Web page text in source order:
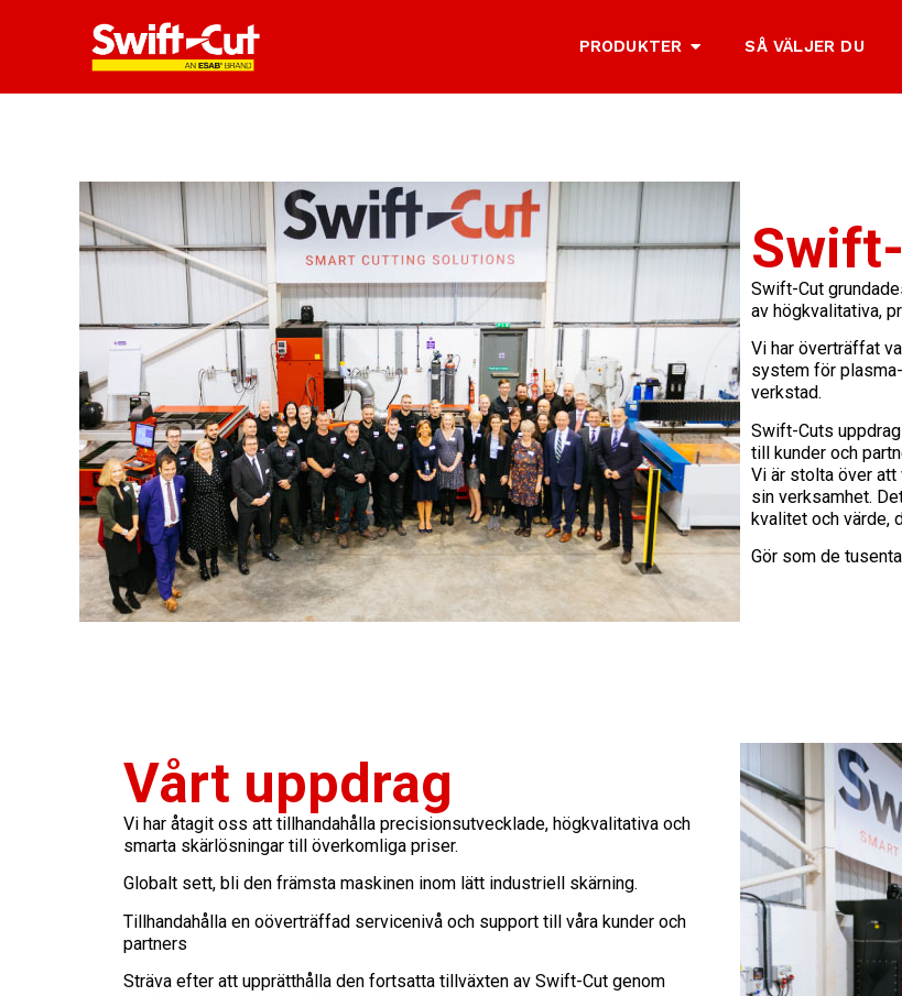
PRODUKTER SÅ VÄLJER DU
Swift-Cut
av högkvalitativa,
Vi har överträffat
system för
verkstad.
Swift-Cuts
till kunder och
Vi är stolta över att
sin verksamhet.
kvalitet och värde,
Gör som de
Vårt uppdrag
Vi har åtagit oss att tillhandahålla precisionsutvecklade, högkvalitativa och
smarta skärlösningar till överkomliga priser.
Globalt sett, bli den främsta maskinen inom lätt industriell skärning.
Tillhandahålla en oöverträffad servicenivå och support till våra kunder och
partners
Sträva efter att upprätthålla den fortsatta tillväxten av Swift-Cut genom